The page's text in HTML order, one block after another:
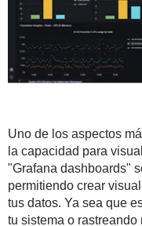
Uno de los aspectos
la capacidad para
"Grafana dashboards"
permitiendo crear
tus datos. Ya sea que
tu sistema o